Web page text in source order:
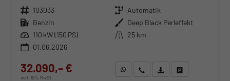
Fahrzeugnr. 103033 Getriebe Automatik
Kraftstoff Benzin Außenfarbe Deep Black Perleffekt
Leistung 110 kW (150 PS) Kilometerstand 25 km
01.06.2026
32.090,– €
incl. 19% MwSt.
WhatsApp anfragen
Wir rufen Sie anFahrzeugexposé (PDF)